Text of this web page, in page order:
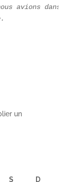
avions dans
un
S D